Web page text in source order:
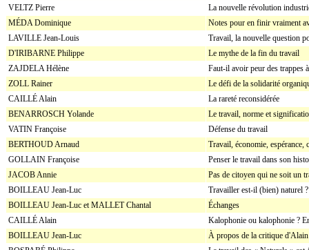
VELTZ Pierre
La nouvelle révolution
MÉDA Dominique
Notes pour en finir vraiment
LAVILLE Jean-Louis
Travail, la nouvelle question
D'IRIBARNE Philippe
Le mythe de la fin du travail
ZAJDELA Hélène
Faut-il avoir peur des trappes
ZOLL Rainer
Le défi de la solidarité
CAILLÉ Alain
La rareté reconsidérée
BENARROSCH Yolande
Le travail, norme et
VATIN Françoise
Défense du travail
BERTHOUD Arnaud
Travail, économie,
GOLLAIN Françoise
Penser le travail dans son
JACOB Annie
Pas de citoyen qui ne soit un
BOILLEAU Jean-Luc
Travailler est-il (bien) naturel
BOILLEAU Jean-Luc et MALLET Chantal
Échanges
CAILLÉ Alain
Kalophonie ou kalophonie ?
BOILLEAU Jean-Luc
À propos de la critique